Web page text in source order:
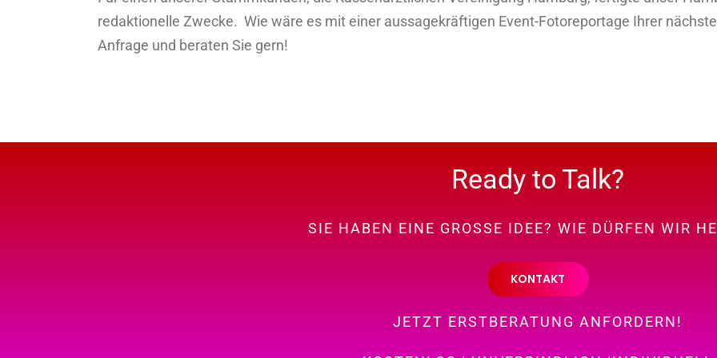
redaktionelle Zwecke. Wie wäre es mit einer aussagekräftigen Event-Fotoreportage Ihrer
Anfrage und beraten Sie gern!
Ready to Talk?
SIE HABEN EINE GROSSE IDEE? WIE DÜRFEN WIR
KONTAKT
JETZT ERSTBERATUNG ANFORDERN!